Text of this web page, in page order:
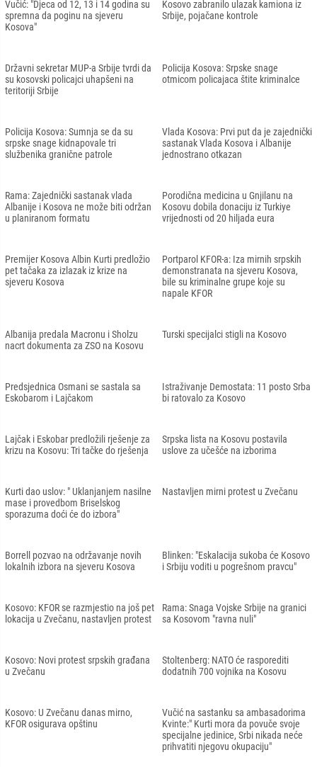
Vučić: "Djeca od 12, 13 i 14 godina su
spremna da poginu na sjeveru
Kosova"
Kosovo zabranilo ulazak kamiona iz
Srbije, pojačane kontrole
Državni sekretar MUP-a Srbije tvrdi da
su kosovski policajci uhapšeni na
teritoriji Srbije
Policija Kosova: Srpske snage
otmicom policajaca štite kriminalce
Policija Kosova: Sumnja se da su
srpske snage kidnapovale tri
službenika granične patrole
Vlada Kosova: Prvi put da je zajednički
sastanak Vlada Kosova i Albanije
jednostrano otkazan
Rama: Zajednički sastanak vlada
Albanije i Kosova ne može biti održan
u planiranom formatu
Porodična medicina u Gnjilanu na
Kosovu dobila donaciju iz Turkiye
vrijednosti od 20 hiljada eura
Premijer Kosova Albin Kurti predložio
pet tačaka za izlazak iz krize na
sjeveru Kosova
Portparol KFOR-a: Iza mirnih srpskih
demonstranata na sjeveru Kosova,
bile su kriminalne grupe koje su
napale KFOR
Albanija predala Macronu i Sholzu
nacrt dokumenta za ZSO na Kosovu
Turski specijalci stigli na Kosovo
Predsjednica Osmani se sastala sa
Eskobarom i Lajčakom
Istraživanje Demostata: 11 posto Srba
bi ratovalo za Kosovo
Lajčak i Eskobar predložili rješenje za
krizu na Kosovu: Tri tačke do rješenja
Srpska lista na Kosovu postavila
uslove za učešće na izborima
Kurti dao uslov: " Uklanjanjem nasilne
mase i provedbom Briselskog
sporazuma doći će do izbora"
Nastavljen mirni protest u Zvečanu
Borrell pozvao na održavanje novih
lokalnih izbora na sjeveru Kosova
Blinken: "Eskalacija sukoba će Kosovo
i Srbiju voditi u pogrešnom pravcu"
Kosovo: KFOR se razmjestio na još pet
lokacija u Zvečanu, nastavljen protest
Rama: Snaga Vojske Srbije na granici
sa Kosovom "ravna nuli"
Kosovo: Novi protest srpskih građana
u Zvečanu
Stoltenberg: NATO će rasporediti
dodatnih 700 vojnika na Kosovu
Kosovo: U Zvečanu danas mirno,
KFOR osigurava opštinu
Vučić na sastanku sa ambasadorima
Kvinte:" Kurti mora da povuče svoje
specijalne jedinice, Srbi nikada neće
prihvatiti njegovu okupaciju"